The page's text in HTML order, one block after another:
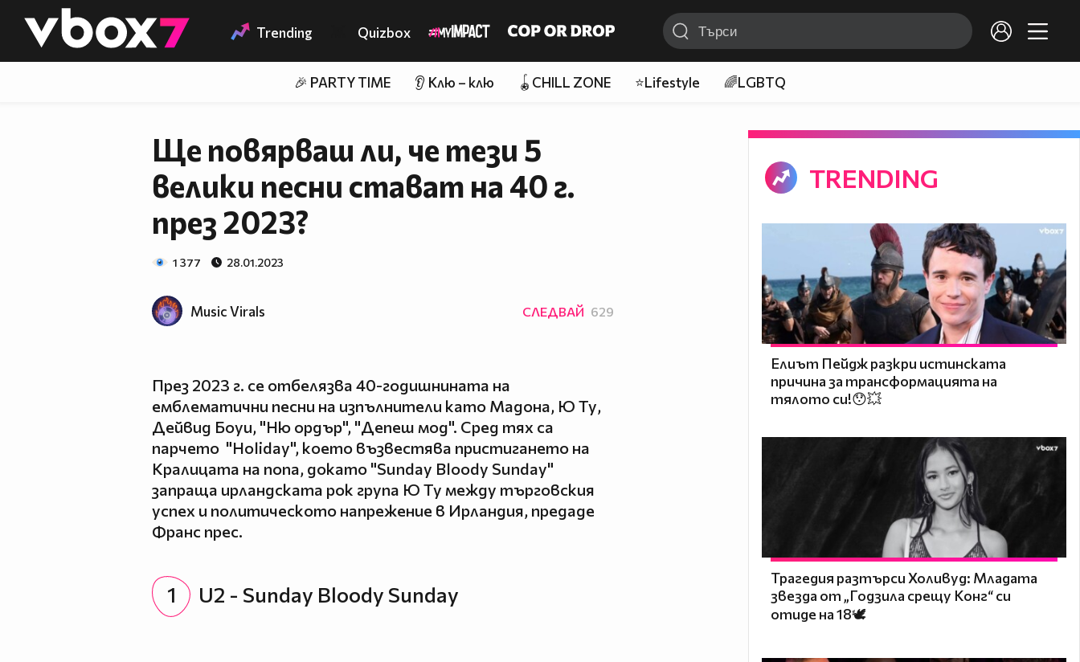
👾 Trending Quizbox
🎉 PARTY TIME 👂 Клю – клю 🪀CHILL ZONE ⭐Lifestyle 🌈LGBTQ
Ще повярваш ли, че тези 5
велики песни стават на 40 г.
през 2023?
1 377 28.01.2023
Music Virals СЛЕДВАЙ 629
През 2023 г. се отбелязва 40-годишнината на
емблематични песни на изпълнители като Мадона, Ю Ту,
Дейвид Боуи, "Ню ордър", "Депеш мод". Сред тях са
парчето "Holiday", което възвестява пристигането на
Кралицата на попа, докато "Sunday Bloody Sunday"
запраща ирландската рок група Ю Ту между търговския
успех и политическото напрежение в Ирландия, предаде
Франс прес.
1 U2 - Sunday Bloody Sunday
TRENDING
Елиът Пейдж разкри истинската
причина за трансформацията на
тялото си!😯💥
Трагедия разтърси Холивуд: Младата
звезда от „Годзила срещу Конг“ си
отиде на 18🕊️